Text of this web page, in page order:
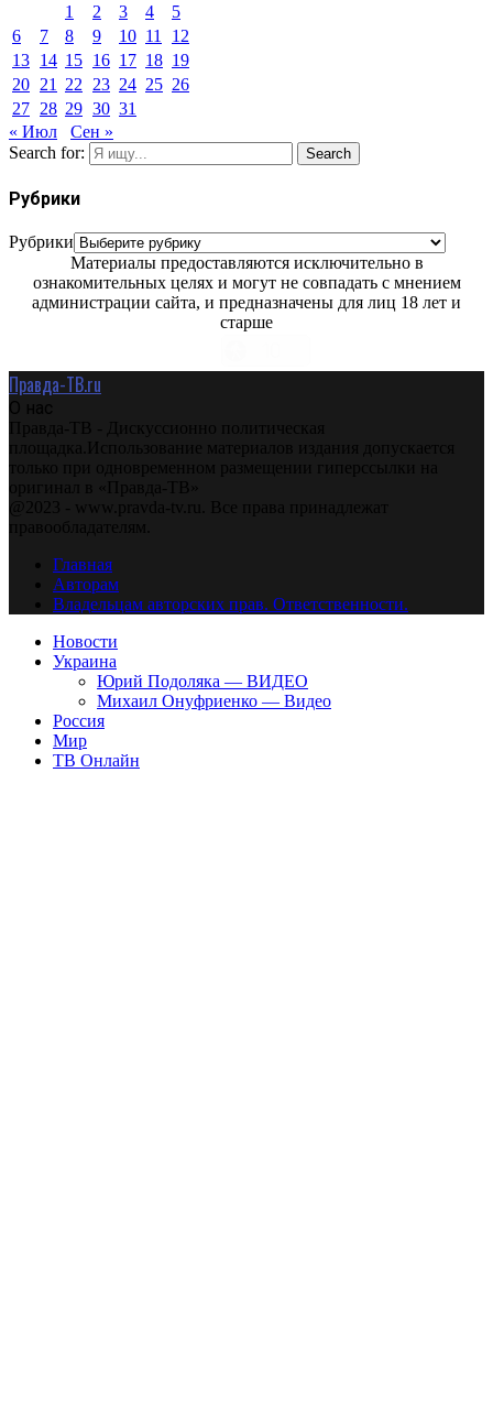
1
2 3 4
5
6
7 8 9 10 11
12
13 14 15 16 17 18 19
20 21 22 23 24 25 26
27 28 29 30 31
« Июл
Сен »
Search for:
Search
Рубрики
Рубрики
Материалы предоставляются исключительно в
ознакомительных целях и могут не совпадать с мнением
администрации сайта, и предназначены для лиц 18 лет и
старше
Правда-ТВ.ru
О нас
Правда-ТВ - Дискуссионно политическая
площадка.Использование материалов издания допускается
только при одновременном размещении гиперссылки на
оригинал в «Правда-ТВ»
@2023 - www.pravda-tv.ru. Все права принадлежат
правообладателям.
Главная
Авторам
Владельцам авторских прав. Ответственности.
Новости
Украина
Юрий Подоляка — ВИДЕО
Михаил Онуфриенко — Видео
Россия
Мир
ТВ Онлайн